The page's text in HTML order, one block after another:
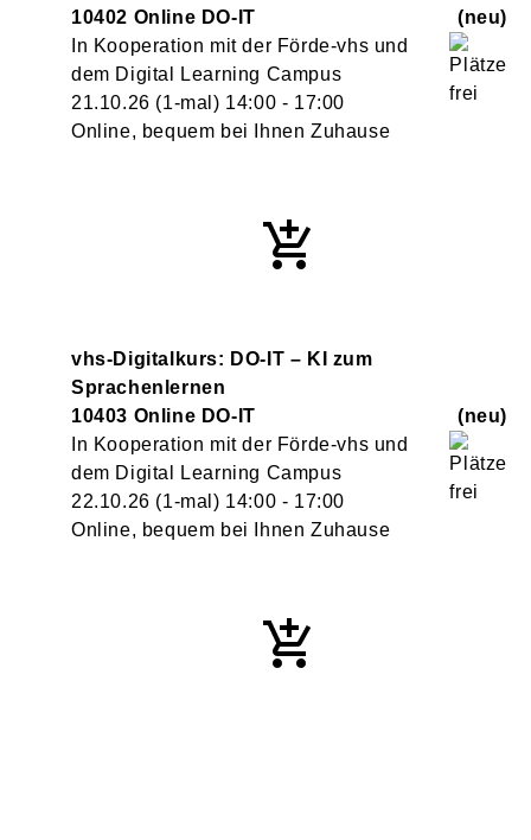
10402 Online DO-IT
neu
In Kooperation mit der Förde-vhs und
dem Digital Learning Campus
21.10.26 (1-mal) 14:00 - 17:00
Online, bequem bei Ihnen Zuhause
vhs-Digitalkurs: DO-IT – KI zum
Sprachenlernen
10403 Online DO-IT
neu
In Kooperation mit der Förde-vhs und
dem Digital Learning Campus
22.10.26 (1-mal) 14:00 - 17:00
Online, bequem bei Ihnen Zuhause